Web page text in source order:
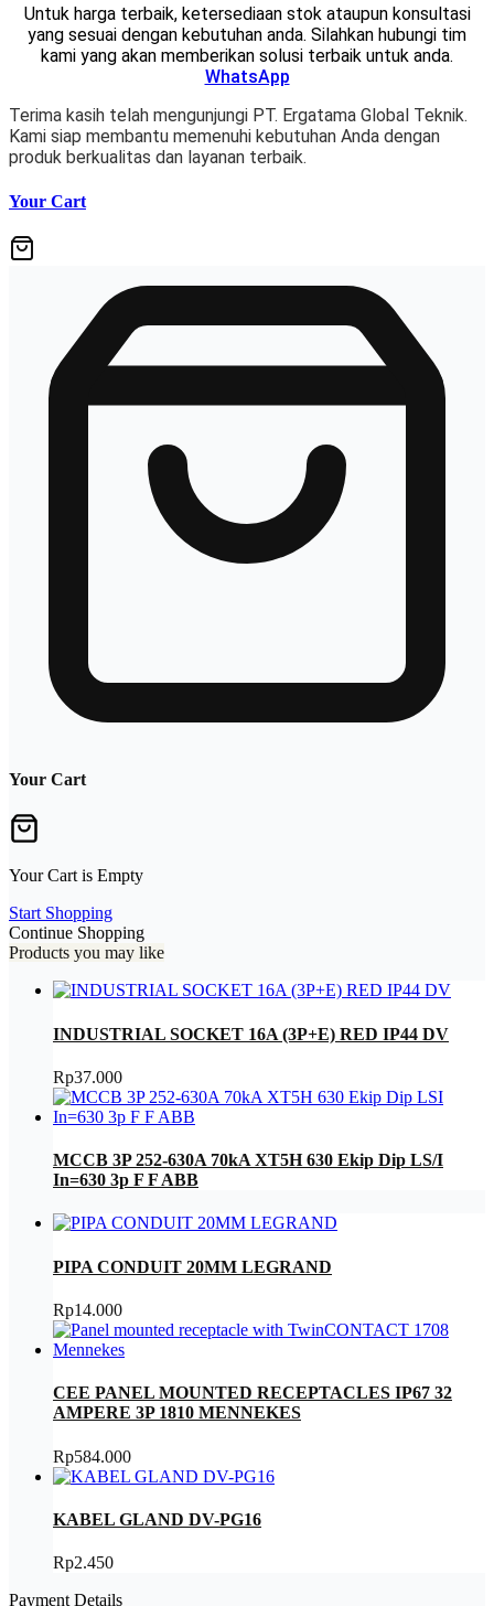
Untuk harga terbaik, ketersediaan stok ataupun konsultasi
yang sesuai dengan kebutuhan anda. Silahkan hubungi tim
kami yang akan memberikan solusi terbaik untuk anda.
WhatsApp
Terima kasih telah mengunjungi PT. Ergatama Global Teknik.
Kami siap membantu memenuhi kebutuhan Anda dengan
produk berkualitas dan layanan terbaik.
Your Cart
Your Cart
Your Cart is Empty
Start Shopping
Continue Shopping
Products you may like
INDUSTRIAL SOCKET 16A (3P+E) RED IP44 DV
Rp37.000
MCCB 3P 252-630A 70kA XT5H 630 Ekip Dip LS/I
In=630 3p F F ABB
PIPA CONDUIT 20MM LEGRAND
Rp14.000
CEE PANEL MOUNTED RECEPTACLES IP67 32
AMPERE 3P 1810 MENNEKES
Rp584.000
KABEL GLAND DV-PG16
Rp2.450
Payment Details